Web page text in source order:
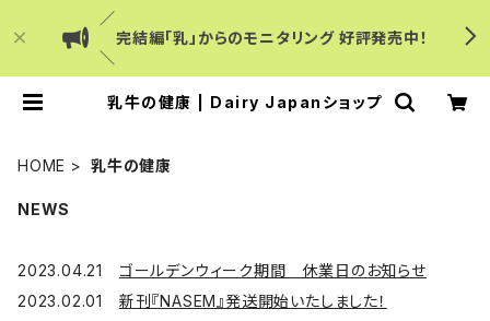
／
完結編「乳」からのモニタリング 好評発売中！
＼
乳牛の健康 | Dairy Japanショップ
HOME 乳牛の健康
NEWS
2023.04.21 ゴールデンウィーク期間 休業日のお知らせ
2023.02.01 新刊『NASEM』発送開始いたしました！